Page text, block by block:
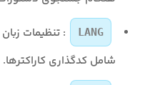
LANG
شامل کدگذاری کاراکترها.